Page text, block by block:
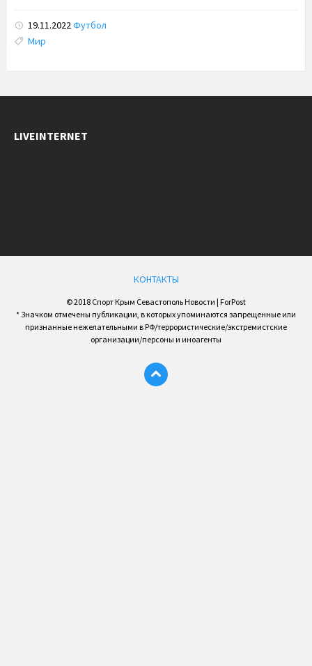
19.11.2022Футбол
Tags:
Мир
LIVEINTERNET
КОНТАКТЫ
© 2018 Спорт Крым Севастополь Новости | ForPost
* Значком отмечены публикации, в которых упоминаются запрещенные или
признанные нежелательными в РФ/террористические/экстремистские
организации/персоны и иноагенты